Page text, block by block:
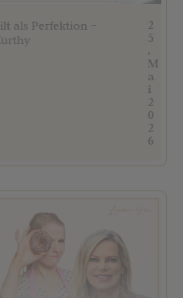
als Perfektion –
2
5
.
M
a
i
2
0
2
6